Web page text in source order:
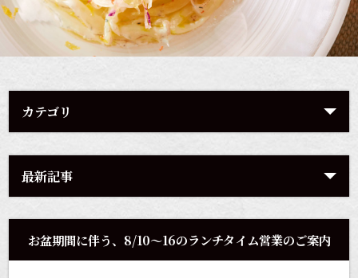
カテゴリ
最新記事
お盆期間に伴う、8/10〜16のランチタイム営業のご案内